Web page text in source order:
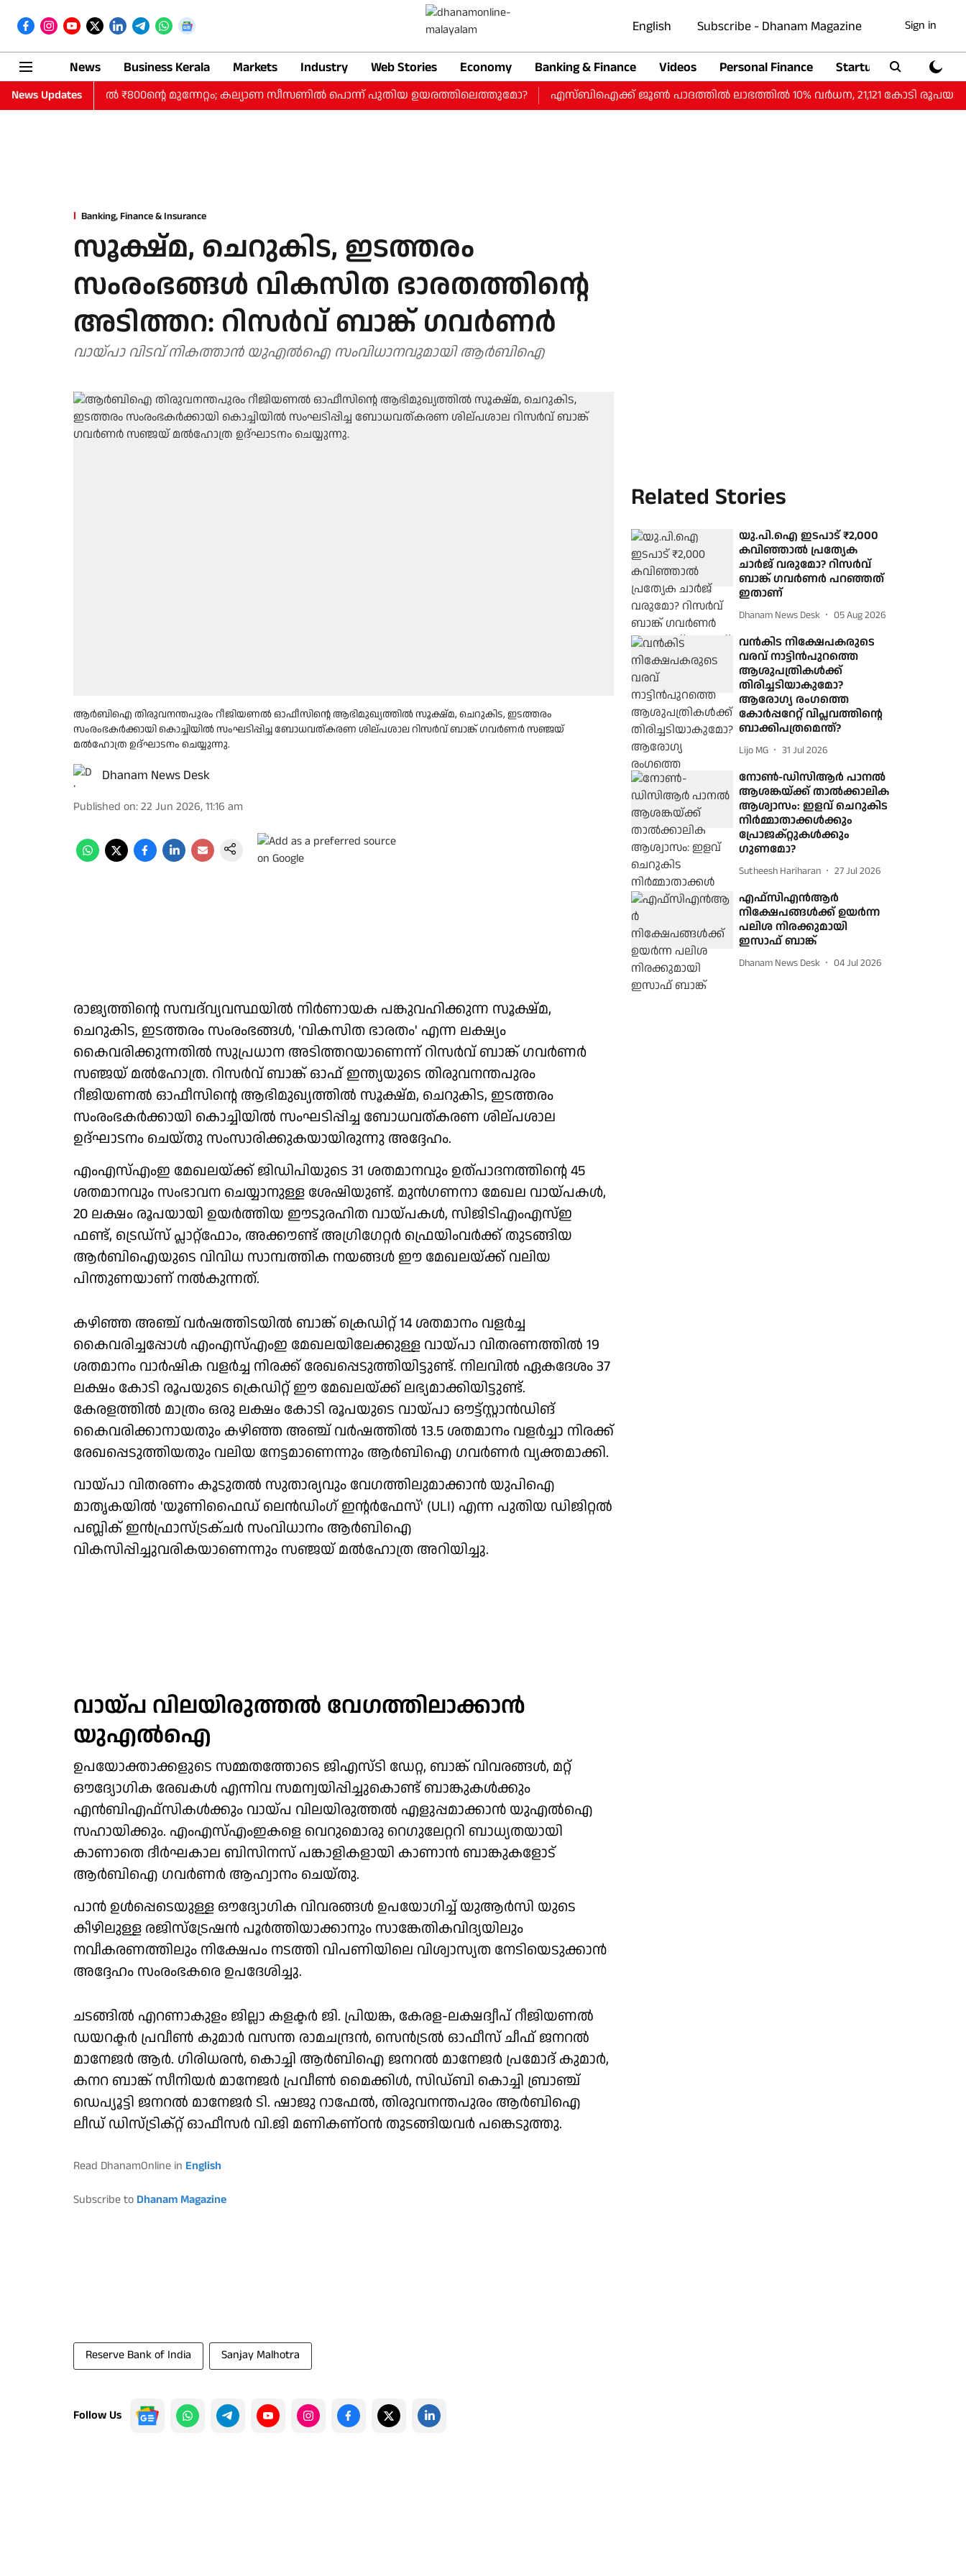
English Subscribe - Dhanam Magazine Sign in
News Business Kerala Markets Industry Web Stories Economy Banking & Finance Videos Personal Finance Startup
News Updates
പവനില്‍ ₹800ന്റെ മുന്നേറ്റം; കല്യാണ സീസണില്‍ പൊന്ന് പുതിയ ഉയരത്തിലെത്തുമോ? എസ്ബിഐക്ക് ജൂണ്‍ പാദത്തില്‍ ലാഭത്തില്‍ 10% വര്‍ധന, 21,121 കോടി രൂപയായി
Banking, Finance & Insurance
സൂക്ഷ്മ, ചെറുകിട, ഇടത്തരം
സംരംഭങ്ങള്‍ വികസിത ഭാരതത്തിന്റെ
അടിത്തറ: റിസര്‍വ് ബാങ്ക് ഗവര്‍ണര്‍
വായ്പാ വിടവ് നികത്താന്‍ യുഎല്‍ഐ സംവിധാനവുമായി ആര്‍ബിഐ
ആര്‍ബിഐ തിരുവനന്തപുരം റീജിയണല്‍ ഓഫീസിന്റെ ആഭിമുഖ്യത്തില്‍ സൂക്ഷ്മ, ചെറുകിട, ഇടത്തരം
സംരംഭകര്‍ക്കായി കൊച്ചിയില്‍ സംഘടിപ്പിച്ച ബോധവത്കരണ ശില്പശാല റിസര്‍വ് ബാങ്ക് ഗവര്‍ണര്‍ സഞ്ജയ്
മല്‍ഹോത്ര ഉദ്ഘാടനം ചെയ്യുന്നു.
Dhanam News Desk
Published on:22 Jun 2026, 11:16 am
രാജ്യത്തിന്റെ സമ്പദ്‌വ്യവസ്ഥയില്‍ നിര്‍ണായക പങ്കുവഹിക്കുന്ന സൂക്ഷ്മ,
ചെറുകിട, ഇടത്തരം സംരംഭങ്ങള്‍, 'വികസിത ഭാരതം' എന്ന ലക്ഷ്യം
കൈവരിക്കുന്നതില്‍ സുപ്രധാന അടിത്തറയാണെന്ന് റിസര്‍വ് ബാങ്ക് ഗവര്‍ണര്‍
സഞ്ജയ് മല്‍ഹോത്ര. റിസര്‍വ് ബാങ്ക് ഓഫ് ഇന്ത്യയുടെ തിരുവനന്തപുരം
റീജിയണല്‍ ഓഫീസിന്റെ ആഭിമുഖ്യത്തില്‍ സൂക്ഷ്മ, ചെറുകിട, ഇടത്തരം
സംരംഭകര്‍ക്കായി കൊച്ചിയില്‍ സംഘടിപ്പിച്ച ബോധവത്കരണ ശില്പശാല
ഉദ്ഘാടനം ചെയ്തു സംസാരിക്കുകയായിരുന്നു അദ്ദേഹം.
എംഎസ്എംഇ മേഖലയ്ക്ക് ജിഡിപിയുടെ 31 ശതമാനവും ഉത്പാദനത്തിന്റെ 45
ശതമാനവും സംഭാവന ചെയ്യാനുള്ള ശേഷിയുണ്ട്. മുന്‍ഗണനാ മേഖല വായ്പകള്‍,
20 ലക്ഷം രൂപയായി ഉയര്‍ത്തിയ ഈടുരഹിത വായ്പകള്‍, സിജിടിഎംഎസ്ഇ
ഫണ്ട്, ട്രെഡ്‌സ് പ്ലാറ്റ്‌ഫോം, അക്കൗണ്ട് അഗ്രിഗേറ്റര്‍ ഫ്രെയിംവര്‍ക്ക് തുടങ്ങിയ
ആര്‍ബിഐയുടെ വിവിധ സാമ്പത്തിക നയങ്ങള്‍ ഈ മേഖലയ്ക്ക് വലിയ
പിന്തുണയാണ് നല്‍കുന്നത്.
കഴിഞ്ഞ അഞ്ച് വര്‍ഷത്തിടയില്‍ ബാങ്ക് ക്രെഡിറ്റ് 14 ശതമാനം വളര്‍ച്ച
കൈവരിച്ചപ്പോള്‍ എംഎസ്എംഇ മേഖലയിലേക്കുള്ള വായ്പാ വിതരണത്തില്‍ 19
ശതമാനം വാര്‍ഷിക വളര്‍ച്ച നിരക്ക് രേഖപ്പെടുത്തിയിട്ടുണ്ട്. നിലവില്‍ ഏകദേശം 37
ലക്ഷം കോടി രൂപയുടെ ക്രെഡിറ്റ് ഈ മേഖലയ്ക്ക് ലഭ്യമാക്കിയിട്ടുണ്ട്.
കേരളത്തില്‍ മാത്രം ഒരു ലക്ഷം കോടി രൂപയുടെ വായ്പാ ഔട്ട്സ്റ്റാന്‍ഡിങ്
കൈവരിക്കാനായതും കഴിഞ്ഞ അഞ്ച് വര്‍ഷത്തില്‍ 13.5 ശതമാനം വളര്‍ച്ചാ നിരക്ക്
രേഖപ്പെടുത്തിയതും വലിയ നേട്ടമാണെന്നും ആര്‍ബിഐ ഗവര്‍ണര്‍ വ്യക്തമാക്കി.
വായ്പാ വിതരണം കൂടുതല്‍ സുതാര്യവും വേഗത്തിലുമാക്കാന്‍ യുപിഐ
മാതൃകയില്‍ 'യൂണിഫൈഡ് ലെന്‍ഡിംഗ് ഇന്റര്‍ഫേസ്' (ULI) എന്ന പുതിയ ഡിജിറ്റല്‍
പബ്ലിക് ഇന്‍ഫ്രാസ്ട്രക്ചര്‍ സംവിധാനം ആര്‍ബിഐ
വികസിപ്പിച്ചുവരികയാണെന്നും സഞ്ജയ് മല്‍ഹോത്ര അറിയിച്ചു.
വായ്പ വിലയിരുത്തല്‍ വേഗത്തിലാക്കാന്‍
യുഎല്‍ഐ
ഉപയോക്താക്കളുടെ സമ്മതത്തോടെ ജിഎസ്ടി ഡേറ്റ, ബാങ്ക് വിവരങ്ങള്‍, മറ്റ്
ഔദ്യോഗിക രേഖകള്‍ എന്നിവ സമന്വയിപ്പിച്ചുകൊണ്ട് ബാങ്കുകള്‍ക്കും
എന്‍ബിഎഫ്‌സികള്‍ക്കും വായ്പ വിലയിരുത്തല്‍ എളുപ്പമാക്കാന്‍ യുഎല്‍ഐ
സഹായിക്കും. എംഎസ്എംഇകളെ വെറുമൊരു റെഗുലേറ്ററി ബാധ്യതയായി
കാണാതെ ദീര്‍ഘകാല ബിസിനസ് പങ്കാളികളായി കാണാന്‍ ബാങ്കുകളോട്
ആര്‍ബിഐ ഗവര്‍ണര്‍ ആഹ്വാനം ചെയ്തു.
പാന്‍ ഉള്‍പ്പെടെയുള്ള ഔദ്യോഗിക വിവരങ്ങള്‍ ഉപയോഗിച്ച് യുആര്‍സി യുടെ
കീഴിലുള്ള രജിസ്‌ട്രേഷന്‍ പൂര്‍ത്തിയാക്കാനും സാങ്കേതികവിദ്യയിലും
നവീകരണത്തിലും നിക്ഷേപം നടത്തി വിപണിയിലെ വിശ്വാസ്യത നേടിയെടുക്കാന്‍
അദ്ദേഹം സംരംഭകരെ ഉപദേശിച്ചു.
ചടങ്ങില്‍ എറണാകുളം ജില്ലാ കളക്ടര്‍ ജി. പ്രിയങ്ക, കേരള-ലക്ഷദ്വീപ് റീജിയണല്‍
ഡയറക്ടര്‍ പ്രവീണ്‍ കുമാര്‍ വസന്ത രാമചന്ദ്രന്‍, സെന്‍ട്രല്‍ ഓഫീസ് ചീഫ് ജനറല്‍
മാനേജര്‍ ആര്‍. ഗിരിധരന്‍, കൊച്ചി ആര്‍ബിഐ ജനറല്‍ മാനേജര്‍ പ്രമോദ് കുമാര്‍,
കനറ ബാങ്ക് സീനിയര്‍ മാനേജര്‍ പ്രവീണ്‍ മൈക്കിള്‍, സിഡ്ബി കൊച്ചി ബ്രാഞ്ച്
ഡെപ്യൂട്ടി ജനറല്‍ മാനേജര്‍ ടി. ഷാജു റാഫേല്‍, തിരുവനന്തപുരം ആര്‍ബിഐ
ലീഡ് ഡിസ്ട്രിക്റ്റ് ഓഫീസര്‍ വി.ജി മണികണ്ഠന്‍ തുടങ്ങിയവര്‍ പങ്കെടുത്തു.
Read DhanamOnline in English
Subscribe to Dhanam Magazine
Reserve Bank of India Sanjay Malhotra
Follow Us
Related Stories
യു.പി.ഐ ഇടപാട് ₹2,000
കവിഞ്ഞാല്‍ പ്രത്യേക
ചാര്‍ജ് വരുമോ? റിസര്‍വ്
ബാങ്ക് ഗവര്‍ണര്‍ പറഞ്ഞത്
ഇതാണ്
Dhanam News Desk 05 Aug 2026
വന്‍കിട നിക്ഷേപകരുടെ
വരവ് നാട്ടിന്‍പുറത്തെ
ആശുപത്രികള്‍ക്ക്
തിരിച്ചടിയാകുമോ?
ആരോഗ്യ രംഗത്തെ
കോര്‍പ്പറേറ്റ് വിപ്ലവത്തിന്റെ
ബാക്കിപത്രമെന്ത്?
Lijo MG 31 Jul 2026
നോൺ-ഡിസിആർ പാനൽ
ആശങ്കയ്ക്ക് താൽക്കാലിക
ആശ്വാസം: ഇളവ് ചെറുകിട
നിർമ്മാതാക്കൾക്കും
പ്രോജക്റ്റുകൾക്കും
ഗുണമോ?
Sutheesh Hariharan 27 Jul 2026
എഫ്‌സിഎൻആർ
നിക്ഷേപങ്ങൾക്ക് ഉയർന്ന
പലിശ നിരക്കുമായി
ഇസാഫ് ബാങ്ക്
Dhanam News Desk 04 Jul 2026